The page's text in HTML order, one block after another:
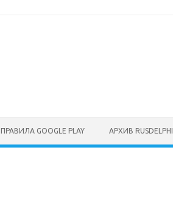
ПРАВИЛА GOOGLE PLAY АРХИВ RUSDELPHI